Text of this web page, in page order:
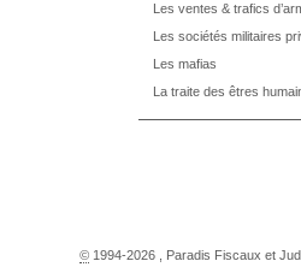
Les ventes & trafics
Les sociétés militaires
Les mafias
La traite des êtres
©1994-2026 , Paradis Fiscaux et